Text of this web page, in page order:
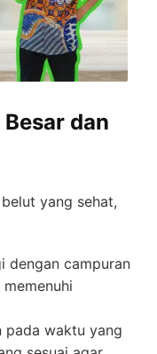
dan
yang sehat,
dengan campuran
pada waktu yang